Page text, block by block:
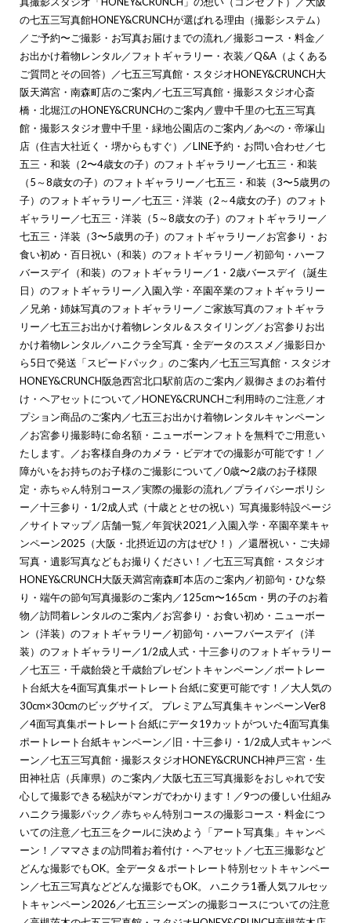
の七五三写真館HONEY&CRUNCHが選ばれる理由（撮影システム）
／ ご予約〜ご撮影・お写真お届けまでの流れ／撮影コース・料金／
お出かけ着物レンタル／フォトギャラリー・衣装 ／Q&A（よくある
ご質問とその回答）
／七五三写真館・スタジオHONEY&CRUNCH大
阪天満宮・南森町店のご案内 ／七五三写真館・撮影スタジオ心斎
橋・北堀江のHONEY&CRUNCHのご案内 ／豊中千里の七五三写真
館・撮影スタジオ豊中千里・緑地公園店のご案内 ／あべの・帝塚山
店（住吉大社近く・堺からもすぐ）
／LINE予約・お問い合わせ／七
五三・和装（2〜4歳女の子）のフォトギャラリー ／七五三・和装
（5～8歳女の子）のフォトギャラリー ／七五三・和装（3〜5歳男の
子）のフォトギャラリー ／七五三・洋装（2～4歳女の子）のフォト
ギャラリー ／七五三・洋装（5～8歳女の子）のフォトギャラリー ／
七五三・洋装（3〜5歳男の子）のフォトギャラリー ／お宮参り・お
食い初め・百日祝い（和装）のフォトギャラリー ／初節句・ハーフ
バースデイ（和装）のフォトギャラリー ／1・2歳バースデイ（誕生
日）のフォトギャラリー ／ 入園入学・卒園卒業のフォトギャラリー
／ 兄弟・姉妹写真のフォトギャラリー ／ ご家族写真のフォトギャラ
リー ／七五三お出かけ着物レンタル＆スタイリング／お宮参りお出
かけ着物レンタル／ハニクラ全写真・全データのススメ ／撮影日か
ら5日で発送「スピードパック」のご案内 ／七五三写真館・スタジオ
HONEY&CRUNCH阪急西宮北口駅前店のご案内 ／親御さまのお着付
け・ヘアセットについて ／HONEY&CRUNCHご利用時のご注意／オ
プション商品のご案内 ／七五三お出かけ着物レンタルキャンペーン
／お宮参り撮影時に命名額・ニューボーンフォトを無料でご用意い
たします。
／お客様自身のカメラ・ビデオでの撮影が可能です！ ／
障がいをお持ちのお子様のご撮影について ／0歳〜2歳のお子様限
定・赤ちゃん特別コース ／実際の撮影の流れ／プライバシーポリシ
ー ／十三参り・1/2成人式（十歳ととせの祝い）写真撮影特設ページ
／サイトマップ／ 店舗一覧 ／年賀状2021 ／ 入園入学・卒園卒業キャ
ンペーン2025（大阪・北摂近辺の方はぜひ！）
／還暦祝い・ご夫婦
写真・遺影写真などもお撮りください！ ／七五三写真館・スタジオ
HONEY&CRUNCH大阪天満宮南森町本店のご案内 ／初節句・ひな祭
り・端午の節句写真撮影のご案内 ／125cm〜165cm・男の子のお着
物 ／訪問着レンタルのご案内 ／お宮参り・お食い初め・ニューボー
ン（洋装）のフォトギャラリー ／初節句・ハーフバースデイ（洋
装）のフォトギャラリー ／1/2成人式・十三参りのフォトギャラリー
／七五三・千歳飴袋と千歳飴プレゼントキャンペーン ／ポートレー
ト台紙大を4面写真集ポートレート台紙に変更可能です！ ／大人気の
30cm×30cmのビッグサイズ。 プレミアム写真集キャンペーンVer8
／4面写真集ポートレート台紙にデータ19カットがついた4面写真集
ポートレート台紙キャンペーン ／旧・十三参り・1/2成人式キャンペ
ーン ／七五三写真館・撮影スタジオHONEY&CRUNCH神戸三宮・生
田神社店（兵庫県）のご案内 ／大阪七五三写真撮影をおしゃれで安
心して撮影できる秘訣がマンガでわかります！ ／9つの優しい仕組み
ハニクラ撮影パック ／赤ちゃん特別コースの撮影コース・料金につ
いての注意／七五三をクールに決めよう「アート写真集」キャンペ
ーン！ ／ママさまの訪問着お着付け・ヘアセット ／七五三撮影など
どんな撮影でもOK。全データ＆ポートレート特別セットキャンペー
ン ／七五三写真などどんな撮影でもOK。 ハニクラ1番人気フルセッ
トキャンペーン2026 ／七五三シーズンの撮影コースについての注意